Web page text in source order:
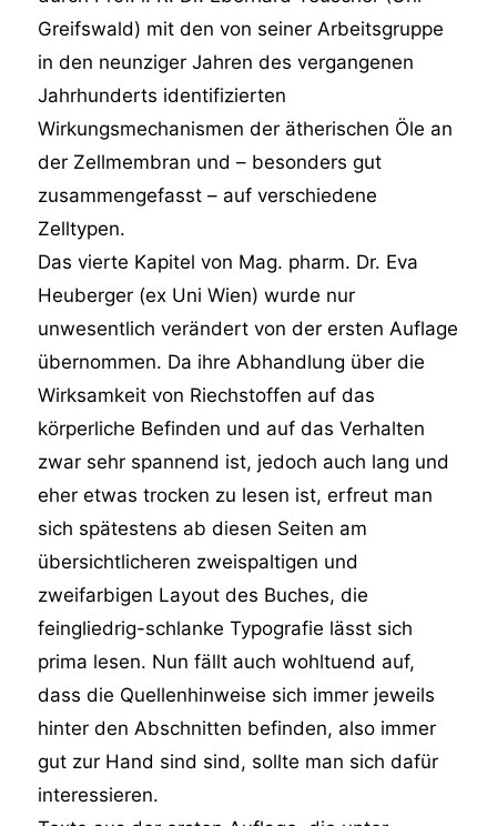
Greifswald) mit den von seiner Arbeitsgruppe
in den neunziger Jahren des vergangenen
Jahrhunderts identifizierten
Wirkungsmechanismen der ätherischen Öle an
der Zellmembran und – besonders gut
zusammengefasst – auf verschiedene
Zelltypen.
Das vierte Kapitel von Mag. pharm. Dr. Eva
Heuberger (ex Uni Wien) wurde nur
unwesentlich verändert von der ersten Auflage
übernommen. Da ihre Abhandlung über die
Wirksamkeit von Riechstoffen auf das
körperliche Befinden und auf das Verhalten
zwar sehr spannend ist, jedoch auch lang und
eher etwas trocken zu lesen ist, erfreut man
sich spätestens ab diesen Seiten am
übersichtlicheren zweispaltigen und
zweifarbigen Layout des Buches, die
feingliedrig-schlanke Typografie lässt sich
prima lesen. Nun fällt auch wohltuend auf,
dass die Quellenhinweise sich immer jeweils
hinter den Abschnitten befinden, also immer
gut zur Hand sind sind, sollte man sich dafür
interessieren.